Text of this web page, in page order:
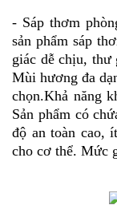
- Sáp thơm
sản phẩm sáp
giác dễ chịu, thư
Mùi hương đa
chọn.Khả năng
Sản phẩm có
độ an toàn cao,
cho cơ thể. Mức